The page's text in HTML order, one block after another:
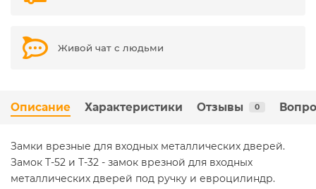
Живой чат с людьми
Описание Характеристики Отзывы 0
Замки врезные для входных металлических дверей.
Замок T-52 и Т-32 - замок врезной для входных
металлических дверей под ручку и евроцилиндр.